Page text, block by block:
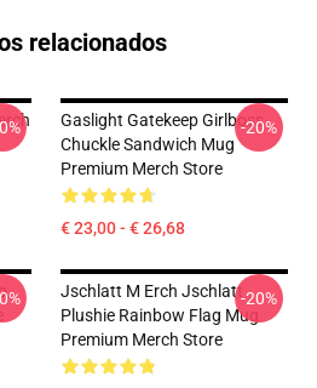
relacionados
Gaslight Gatekeep Girlboss
Chuckle Sandwich Mug
Premium Merch Store
€ 23,00 - € 26,68
-20%
Jschlatt M Erch Jschlatt
Plushie Rainbow Flag Mug
Premium Merch Store
-20%